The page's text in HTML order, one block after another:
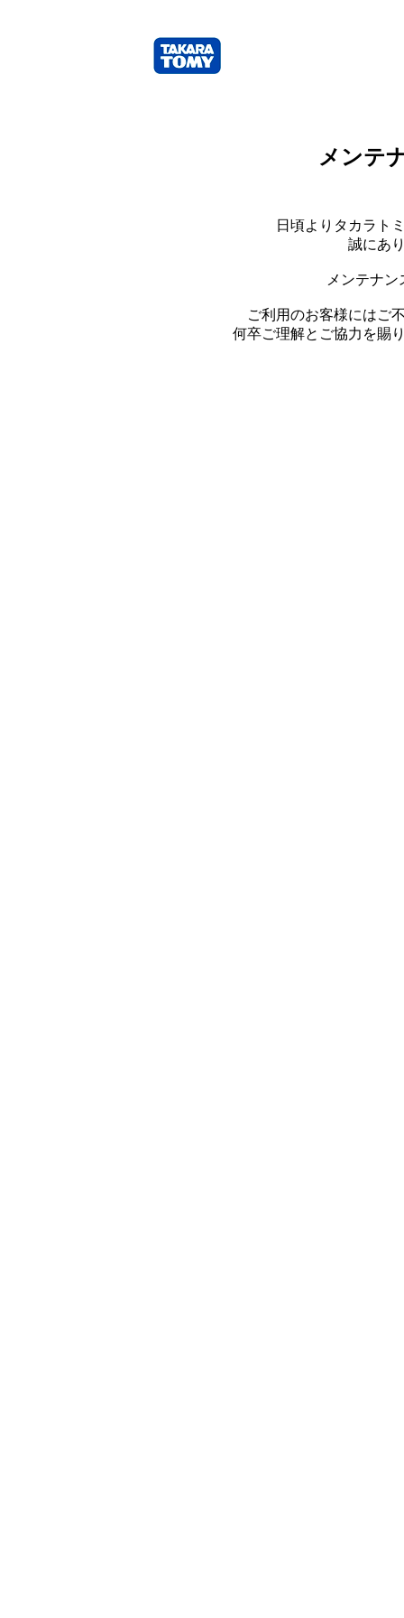
メンテ
日頃よりタカラト
誠にあ
メンテナ
ご利用のお客様にはご
何卒ご理解とご協力を賜